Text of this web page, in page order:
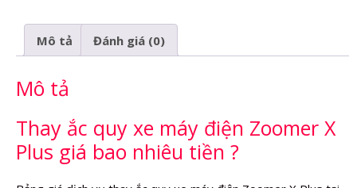
điện
Zoomer
Plus
lượng
Mô tả Đánh giá (0)
Mô tả
Thay ắc quy xe máy điện Zoomer X
Plus giá bao nhiêu tiền ?